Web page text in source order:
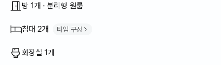
방 1개 · 분리형 원룸
침대 2개 타입 구성
소파 베드 1
화장실 1개